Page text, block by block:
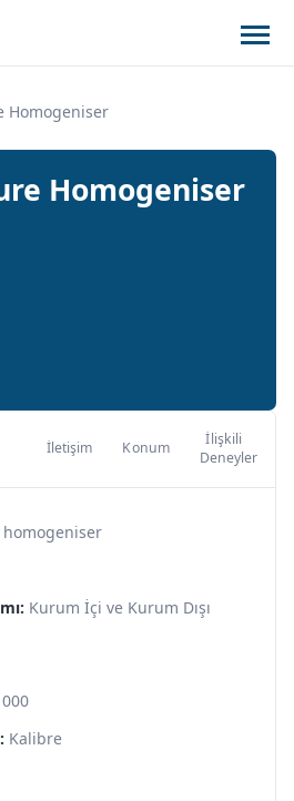
Homogeniser
Homogeniser
İletişim Konum
İlişkili
Deneyler
Kurum İçi ve Kurum Dışı
Kalibre